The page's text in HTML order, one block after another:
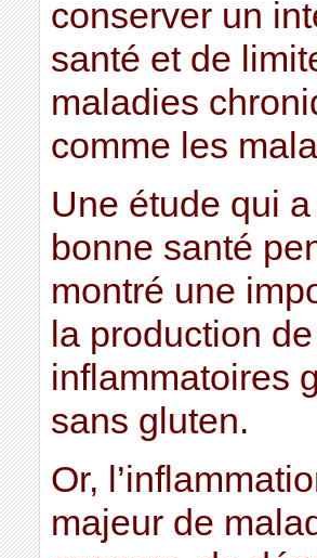
conserver un
santé et de
maladies
comme les
Une étude qui
bonne santé
montré une
la production
inflammatoires
sans gluten.
Or,
majeur de